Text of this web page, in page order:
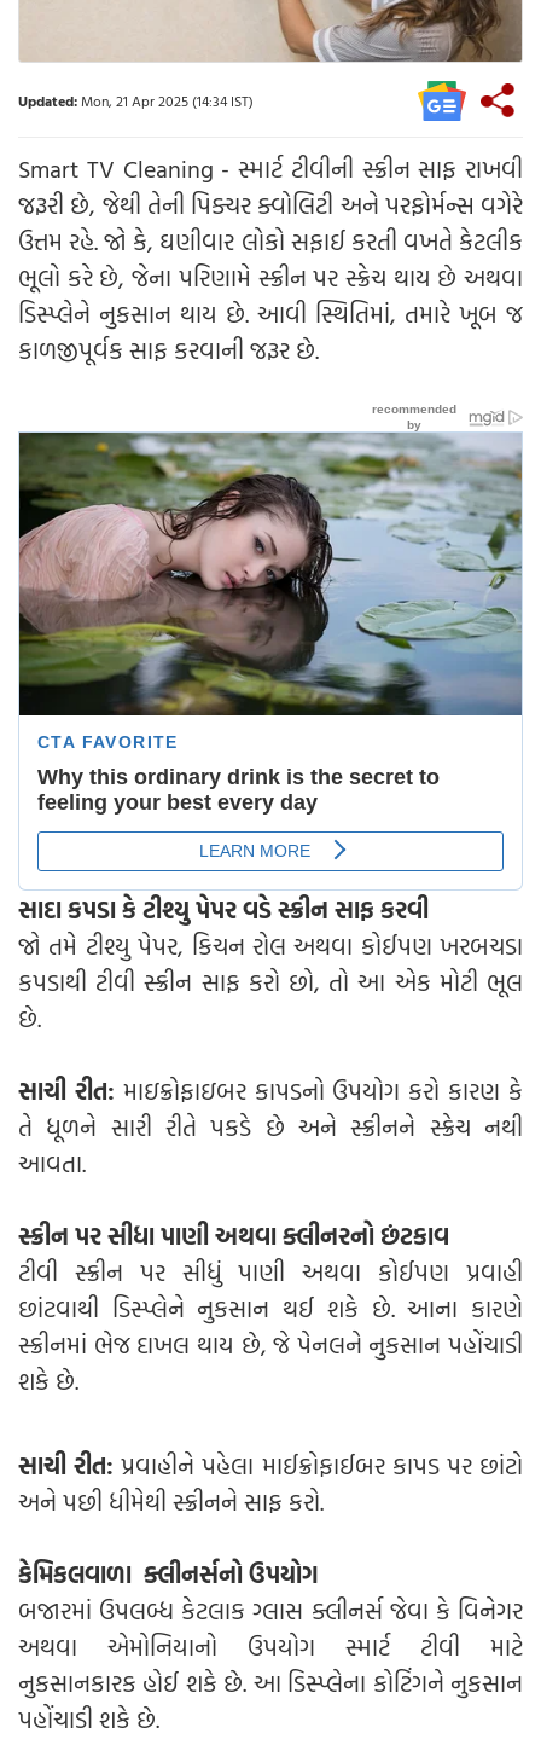
Updated:Mon, 21 Apr 2025 (14:34 IST)
Smart TV Cleaning - સ્માર્ટ ટીવીની સ્ક્રીન સાફ રાખવી
જરૂરી છે, જેથી તેની પિક્ચર ક્વોલિટી અને પરફોર્મન્સ વગેરે
ઉત્તમ રહે. જો કે, ઘણીવાર લોકો સફાઈ કરતી વખતે કેટલીક
ભૂલો કરે છે, જેના પરિણામે સ્ક્રીન પર સ્ક્રેચ થાય છે અથવા
ડિસ્પ્લેને નુકસાન થાય છે. આવી સ્થિતિમાં, તમારે ખૂબ જ
કાળજીપૂર્વક સાફ કરવાની જરૂર છે.
સાદા કપડા કે ટીશ્યુ પેપર વડે સ્ક્રીન સાફ કરવી
જો તમે ટીશ્યુ પેપર, કિચન રોલ અથવા કોઈપણ ખરબચડા
કપડાથી ટીવી સ્ક્રીન સાફ કરો છો, તો આ એક મોટી ભૂલ
છે.
સાચી રીત: માઇક્રોફાઇબર કાપડનો ઉપયોગ કરો કારણ કે
તે ધૂળને સારી રીતે પકડે છે અને સ્ક્રીનને સ્ક્રેચ નથી
આવતા.
સ્ક્રીન પર સીધા પાણી અથવા ક્લીનરનો છંટકાવ
ટીવી સ્ક્રીન પર સીધું પાણી અથવા કોઈપણ પ્રવાહી
છાંટવાથી ડિસ્પ્લેને નુકસાન થઈ શકે છે. આના કારણે
સ્ક્રીનમાં ભેજ દાખલ થાય છે, જે પેનલને નુકસાન પહોંચાડી
શકે છે.
સાચી રીત: પ્રવાહીને પહેલા માઈક્રોફાઈબર કાપડ પર છાંટો
અને પછી ધીમેથી સ્ક્રીનને સાફ કરો.
કેમિકલવાળા ક્લીનર્સનો ઉપયોગ
બજારમાં ઉપલબ્ધ કેટલાક ગ્લાસ ક્લીનર્સ જેવા કે વિનેગર
અથવા એમોનિયાનો ઉપયોગ સ્માર્ટ ટીવી માટે
નુકસાનકારક હોઈ શકે છે. આ ડિસ્પ્લેના કોટિંગને નુકસાન
પહોંચાડી શકે છે.